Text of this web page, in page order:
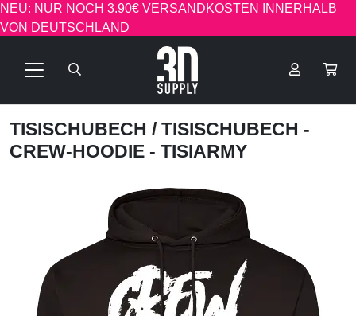
NEU: NUR NOCH 3.90€ VERSANDKOSTEN INNERHALB
VON DEUTSCHLAND
TISISCHUBECH / TISISCHUBECH -
CREW-HOODIE - TISIARMY